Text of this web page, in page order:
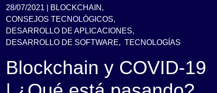
28/07/2021 |
BLOCKCHAIN,
CONSEJOS TECNOLÓGICOS,
DESARROLLO DE APLICACIONES,
DESARROLLO DE SOFTWARE, TECNOLOGÍAS
Blockchain y COVID-19